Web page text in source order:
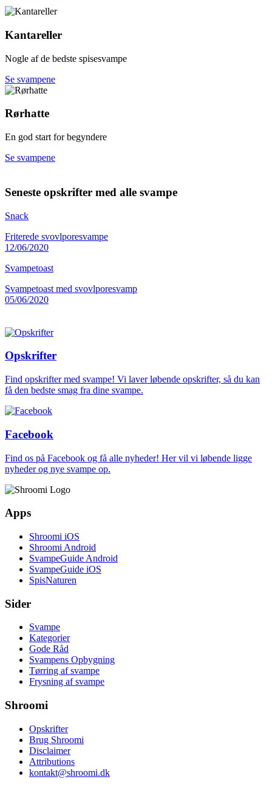
Kantareller
Nogle af de bedste spisesvampe
Se svampene
Rørhatte
En god start for begyndere
Se svampene
Seneste opskrifter med alle svampe
Snack
Friterede svovlporesvampe
12/06/2020
Svampetoast
Svampetoast med svovlporesvamp
05/06/2020
Opskrifter
Find opskrifter med svampe! Vi laver løbende opskrifter, så du kan
få den bedste smag fra dine svampe.
Facebook
Find os på Facebook og få alle nyheder! Her vil vi løbende ligge
nyheder og nye svampe op.
Apps
Shroomi iOS
Shroomi Android
SvampeGuide Android
SvampeGuide iOS
SpisNaturen
Sider
Svampe
Kategorier
Gode Råd
Svampens Opbygning
Tørring af svampe
Frysning af svampe
Shroomi
Opskrifter
Brug Shroomi
Disclaimer
Attributions
kontakt@shroomi.dk